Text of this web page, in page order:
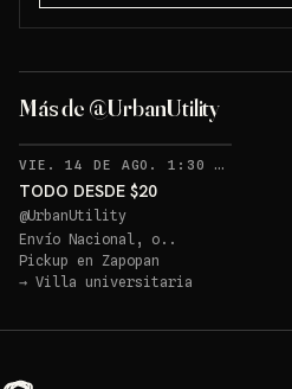
Más de @UrbanUtility
VIE. 14 DE AGO. 1:30 AM
TODO DESDE $20
@UrbanUtility
Envío Nacional, o..
Pickup en Zapopan
→ Villa universitaria